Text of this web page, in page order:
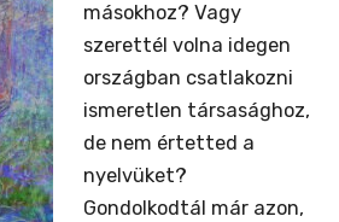
másokhoz? Vagy
szerettél volna idegen
országban csatlakozni
ismeretlen társasághoz,
de nem értetted a
nyelvüket?
Gondolkodtál már azon,